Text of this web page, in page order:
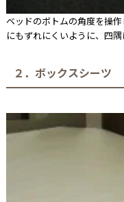
ベッドのボトムの角度を操
にもずれにくいように、四
２．ボックスシーツ